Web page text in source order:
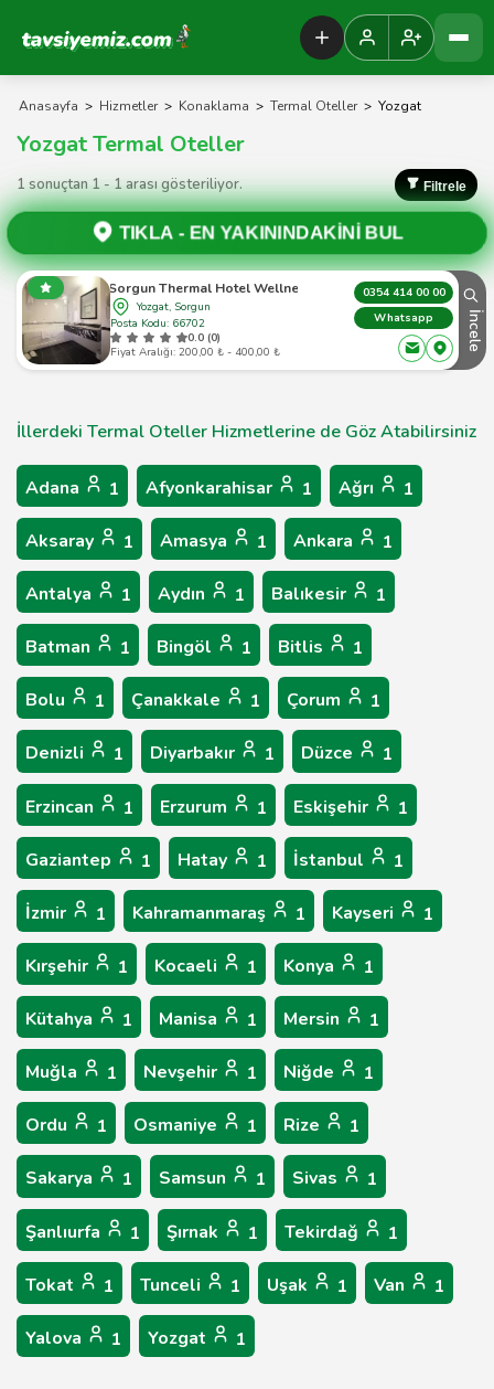
Tavsiyemiz Anasayfa
Anasayfa > Hizmetler > Konaklama > Termal Oteller > Yozgat
Yozgat Termal Oteller
1 sonuçtan 1 - 1 arası gösteriliyor. Filtrele
TIKLA -EN YAKININDAKİNİ BUL
Safa Sorgun Thermal Hotel Wellness & Spa
Yozgat, Sorgun
Posta Kodu: 66702
0.0 (0)
Fiyat Aralığı: 200,00 ₺ - 400,00 ₺
0354 414 00 00
Whatsapp
İncele
İllerdeki Termal Oteller Hizmetlerine de Göz Atabilirsiniz
Adana 1 Afyonkarahisar 1 Ağrı 1
Aksaray 1 Amasya 1 Ankara 1
Antalya 1 Aydın 1 Balıkesir 1
Batman 1 Bingöl 1 Bitlis 1
Bolu 1 Çanakkale 1 Çorum 1
Denizli 1 Diyarbakır 1 Düzce 1
Erzincan 1 Erzurum 1 Eskişehir 1
Gaziantep 1 Hatay 1 İstanbul 1
İzmir 1 Kahramanmaraş 1 Kayseri 1
Kırşehir 1 Kocaeli 1 Konya 1
Kütahya 1 Manisa 1 Mersin 1
Muğla 1 Nevşehir 1 Niğde 1
Ordu 1 Osmaniye 1 Rize 1
Sakarya 1 Samsun 1 Sivas 1
Şanlıurfa 1 Şırnak 1 Tekirdağ 1
Tokat 1 Tunceli 1 Uşak 1 Van 1
Yalova 1 Yozgat 1